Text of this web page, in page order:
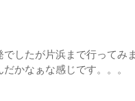
したが片浜まで行ってみ
かなぁな感じです。。。